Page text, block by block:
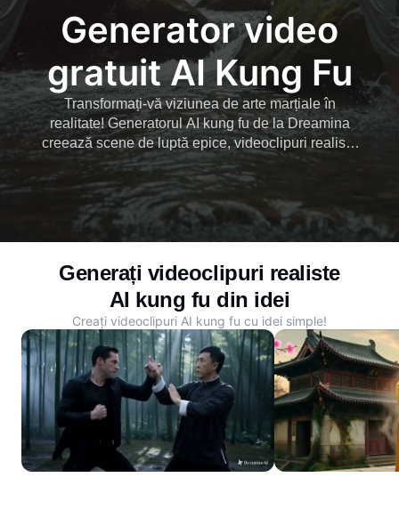
Generator video
gratuit AI Kung Fu
Transformați-vă viziunea de arte marțiale în
realitate! Generatorul AI kung fu de la Dreamina
creează scene de luptă epice, videoclipuri realiste
de kung fu și efecte AI în câteva minute. Dezlănțuiți-
vă creativitatea cu o acțiune uimitoare de kung fu
generată de AI.
Generați videoclipuri realiste
AI kung fu din idei
Creați videoclipuri AI kung fu cu idei simple!